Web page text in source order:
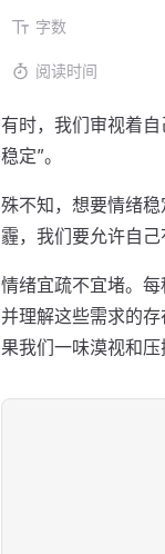
字数
阅读时间
有时，我们审视着
稳定”。
殊不知，想要情绪
霾，我们要允许自己
情绪宜疏不宜堵。
并理解这些需求的
果我们一味漠视和